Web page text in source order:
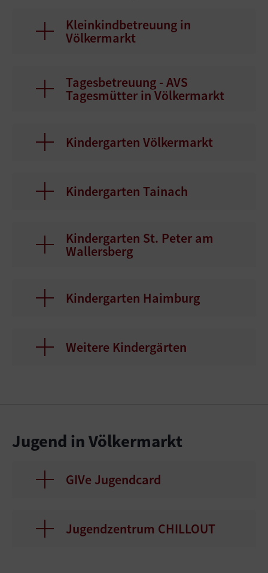
Kleinkindbetreuung in
Völkermarkt
Tagesbetreuung - AVS
Tagesmütter in Völkermarkt
Kindergarten Völkermarkt
Kindergarten Tainach
Kindergarten St. Peter am
Wallersberg
Kindergarten Haimburg
Weitere Kindergärten
Jugend in Völkermarkt
GIVe Jugendcard
Jugendzentrum CHILLOUT